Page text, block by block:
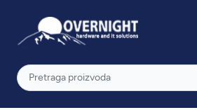
Overnight
Pretraga